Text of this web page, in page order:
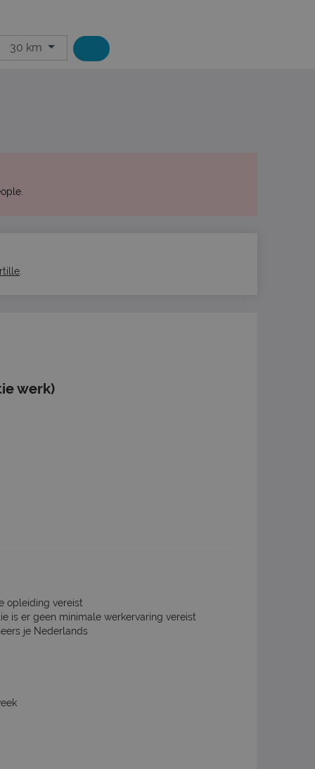
30 km
werk)
opleiding vereist
is er geen minimale werkervaring vereist
je Nederlands